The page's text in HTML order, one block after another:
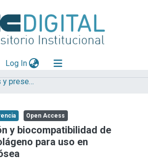
Log In(current)
Artículos, Informes y presentaciones en Congresos (UNLP)
Open Access
y biocompatibilidad de
para uso en